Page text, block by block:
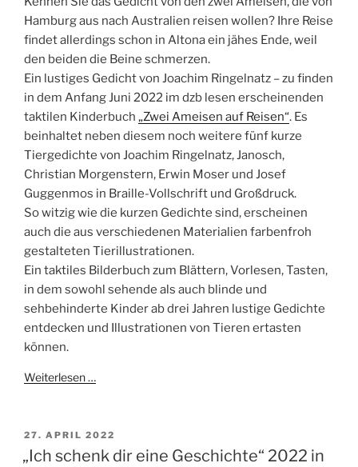
Hamburg aus nach Australien reisen wollen? Ihre Reise
findet allerdings schon in Altona ein jähes Ende, weil
den beiden die Beine schmerzen.
Ein lustiges Gedicht von Joachim Ringelnatz – zu finden
in dem Anfang Juni 2022 im dzb lesen erscheinenden
taktilen Kinderbuch „Zwei Ameisen auf Reisen“. Es
beinhaltet neben diesem noch weitere fünf kurze
Tiergedichte von Joachim Ringelnatz, Janosch,
Christian Morgenstern, Erwin Moser und Josef
Guggenmos in Braille-Vollschrift und Großdruck.
So witzig wie die kurzen Gedichte sind, erscheinen
auch die aus verschiedenen Materialien farbenfroh
gestalteten Tierillustrationen.
Ein taktiles Bilderbuch zum Blättern, Vorlesen, Tasten,
in dem sowohl sehende als auch blinde und
sehbehinderte Kinder ab drei Jahren lustige Gedichte
entdecken und Illustrationen von Tieren ertasten
können.
Weiterlesen …
„Ich schenk dir eine Geschichte“ 2022 in
VERÖFFENTLICHT
AM
27. APRIL 2022